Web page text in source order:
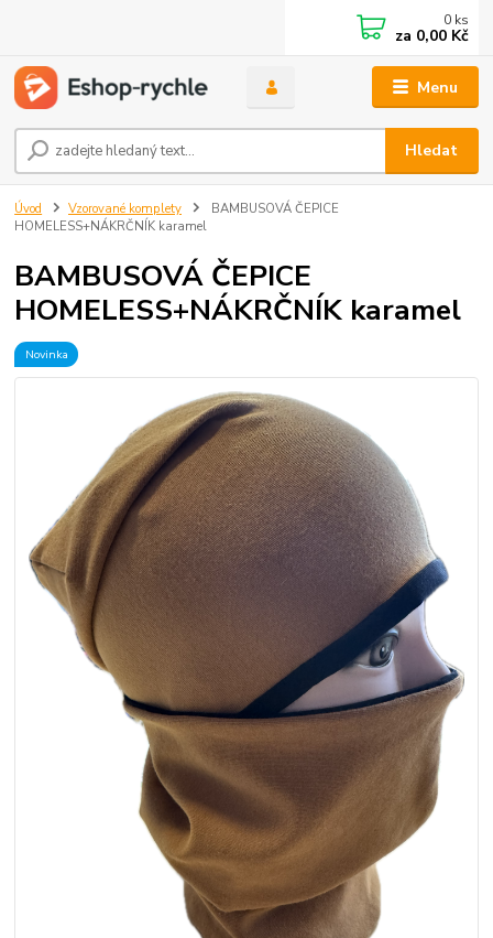
Menu
Hledat
0 ks
za 0,00 Kč
Úvod Vzorované komplety
BAMBUSOVÁ ČEPICE
HOMELESS+NÁKRČNÍK karamel
BAMBUSOVÁ ČEPICE
HOMELESS+NÁKRČNÍK karamel
Novinka